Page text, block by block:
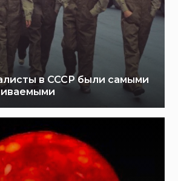
в СССР были самыми